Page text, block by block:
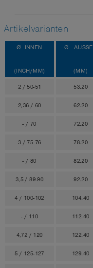
Artikelvarianten
Ø- INNEN
(INCH/MM)
Ø - AUSSEN
(MM)
2 / 50-51 53.20
2,36 / 60 62.20
- / 70 72.20
3 / 75-76 78.20
- / 80 82.20
3,5 / 89-90 92.20
4 / 100-102 104.40
- / 110 112.40
4,72 / 120 122.40
5 / 125-127 129.40